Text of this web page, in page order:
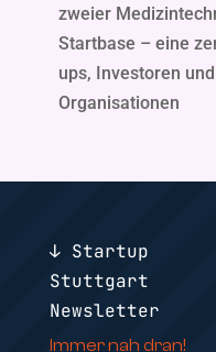
zweier
Startbase – eine
ups, Investoren
Organisationen
↓ Startup
Stuttgart
Newsletter
Immer nah dran!